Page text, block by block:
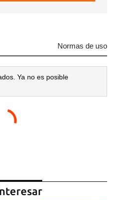
Normas de uso
Ya no es posible